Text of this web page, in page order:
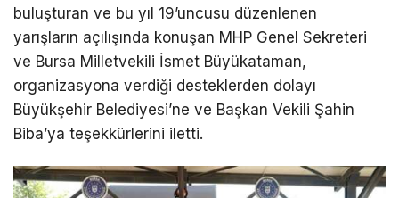
buluşturan ve bu yıl 19’uncusu düzenlenen
yarışların açılışında konuşan MHP Genel Sekreteri
ve Bursa Milletvekili İsmet Büyükataman,
organizasyona verdiği desteklerden dolayı
Büyükşehir Belediyesi’ne ve Başkan Vekili Şahin
Biba’ya teşekkürlerini iletti.